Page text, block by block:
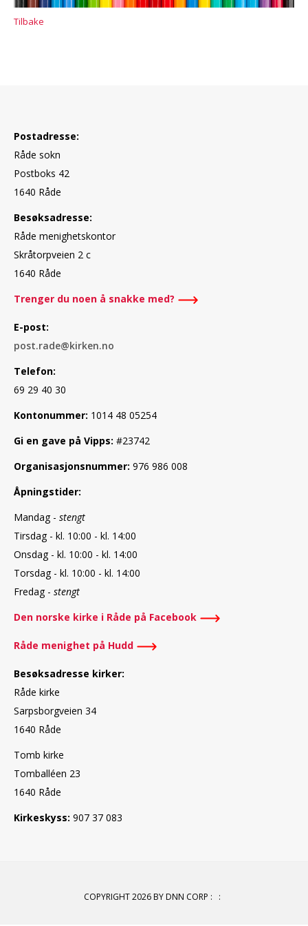
Tilbake
Postadresse:
Råde sokn
Postboks 42
1640 Råde
Besøksadresse:
Råde menighetskontor
Skråtorpveien 2 c
1640 Råde
Trenger du noen å snakke med?
E-post:
post.rade@kirken.no
Telefon:
69 29 40 30
Kontonummer: 1014 48 05254
Gi en gave på Vipps: #23742
Organisasjonsnummer: 976 986 008
Åpningstider:
Mandag - stengt
Tirsdag - kl. 10:00 - kl. 14:00
Onsdag - kl. 10:00 - kl. 14:00
Torsdag - kl. 10:00 - kl. 14:00
Fredag - stengt
Den norske kirke i Råde på Facebook
Råde menighet på Hudd
Besøksadresse kirker:
Råde kirke
Sarpsborgveien 34
1640 Råde
Tomb kirke
Tomballéen 23
1640 Råde
Kirkeskyss: 907 37 083
COPYRIGHT 2026 BY DNN CORP : :